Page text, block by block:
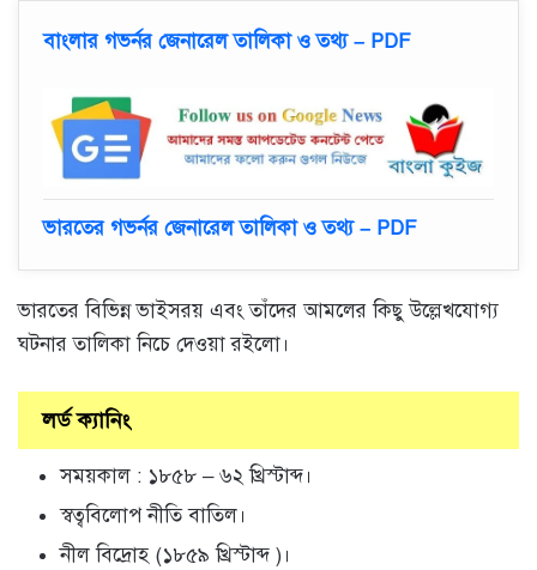
বাংলার গভর্নর জেনারেল তালিকা ও তথ্য – PDF
ভারতের গভর্নর জেনারেল তালিকা ও তথ্য – PDF
ভারতের বিভিন্ন ভাইসরয় এবং তাঁদের আমলের কিছু উল্লেখযোগ্য
ঘটনার তালিকা নিচে দেওয়া রইলো।
লর্ড ক্যানিং
সময়কাল : ১৮৫৮ – ৬২ খ্রিস্টাব্দ।
স্বত্ববিলোপ নীতি বাতিল।
নীল বিদ্রোহ (১৮৫৯ খ্রিস্টাব্দ )।